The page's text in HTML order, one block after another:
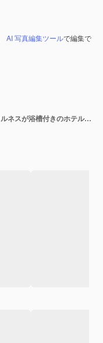
AI 写真編集ツールで編集で
3Dレンダリングスパとマッサージウェルネスが浴槽付きのホテルのスイートで